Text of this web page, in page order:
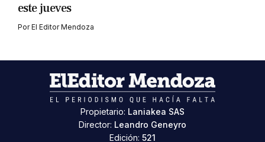
este jueves
PorEl Editor Mendoza
Propietario: Laniakea SAS
Director: Leandro Geneyro
Edición: 521